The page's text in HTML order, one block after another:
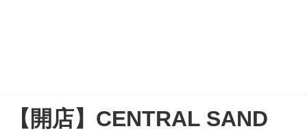
【開店】CENTRAL SAND